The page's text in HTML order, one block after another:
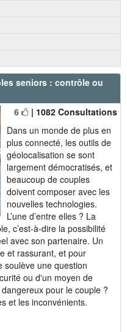
seniors : contrôle ou
6
| 1082 Consultations
Dans un monde de plus en
plus connecté, les outils de
géolocalisation se sont
largement démocratisés, et
beaucoup de couples
doivent composer avec les
nouvelles technologies.
L’une d’entre elles ? La
c’est-à-dire la possibilité
avec son partenaire. Un
et rassurant, et pour
soulève une question
ou d'un moyen de
pour le couple ?
et les inconvénients.